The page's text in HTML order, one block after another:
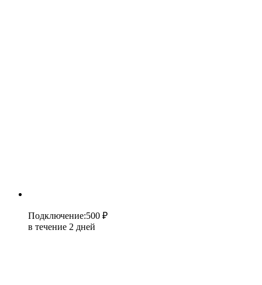
Подключение:500 ₽
в течение 2 дней